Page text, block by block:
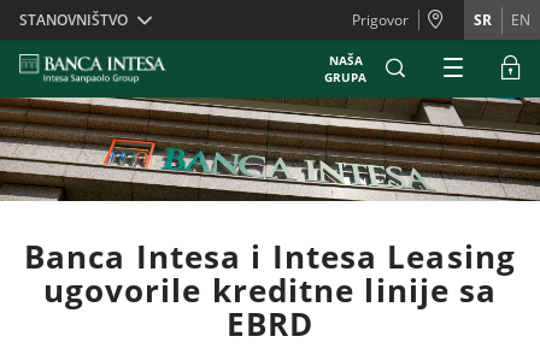
Skiplinks
STANOVNIŠTVO Prigovor SR EN
NAŠA
GRUPA
Banca Intesa i Intesa Leasing
ugovorile kreditne linije sa
EBRD